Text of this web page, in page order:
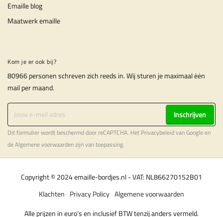
Emaille blog
Maatwerk emaille
Kom je er ook bij?
80966 personen schreven zich reeds in. Wij sturen je maximaal ėėn
mail per maand.
Inschrijven
Dit formulier wordt beschermd door reCAPTCHA. Het Privacybeleidvan Google en
deAlgemene voorwaardenzijn van toepassing.
Copyright © 2024 emaille-bordjes.nl - VAT: NL866270152B01
Algemene voorwaarden
Privacy Policy
Klachten
Alle prijzen in euro's en inclusief BTW tenzij anders vermeld.